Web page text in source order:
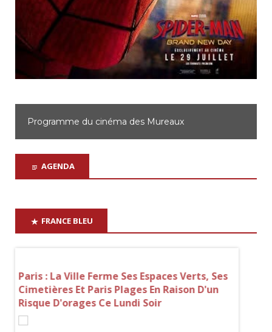
Programme du cinéma d'Achères
AGENDA
FRANCE BLEU
Paris : La Ville Ferme Ses Espaces Verts, Ses
Cimetières Et Paris Plages En Raison D'un
Risque D'orages Ce Lundi Soir